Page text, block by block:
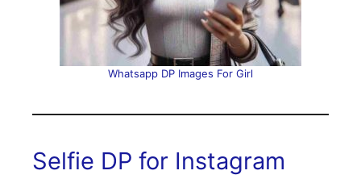
Whatsapp DP Images For Girl
Selfie DP for Instagram